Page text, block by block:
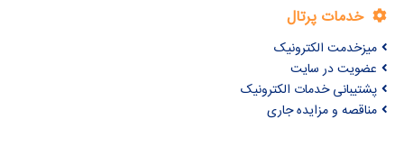
خدمات پرتال
میزخدمت الکترونیک
عضویت در سایت
پشتیبانی خدمات الکترونیک
مناقصه و مزایده جاری